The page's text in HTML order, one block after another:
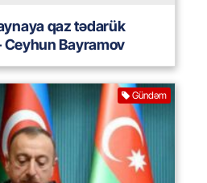
qaz tədarük
Ceyhun Bayramov
Gündəm